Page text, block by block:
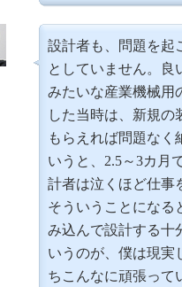
設計者も、問題を起
としていません。良
みたいな産業機械用
した当時は、新規の
もらえれば問題なく
いうと、2.5～3カ月
計者は泣くほど仕事
そういうことになる
み込んで設計する十
いうのが、僕は現実
ちこんなに頑張って